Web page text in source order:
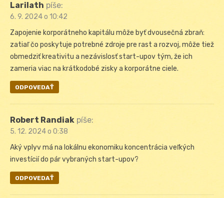
Larilath píše:
6. 9. 2024 o 10:42
Zapojenie korporátneho kapitálu môže byť dvousečná zbraň:
zatiaľ čo poskytuje potrebné zdroje pre rast a rozvoj, môže tiež
obmedziť kreativitu a nezávislosť start-upov tým, že ich
zameria viac na krátkodobé zisky a korporátne ciele.
ODPOVEDAŤ
Robert Randiak píše:
5. 12. 2024 o 0:38
Aký vplyv má na lokálnu ekonomiku koncentrácia veľkých
investícií do pár vybraných start-upov?
ODPOVEDAŤ